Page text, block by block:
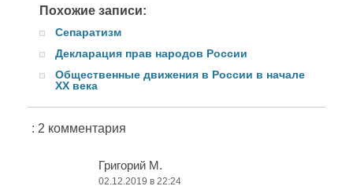
Похожие записи:
Сепаратизм
Декларация прав народов России
Общественные движения в России в начале
XX века
: 2 комментария
Григорий М.
02.12.2019 в 22:24